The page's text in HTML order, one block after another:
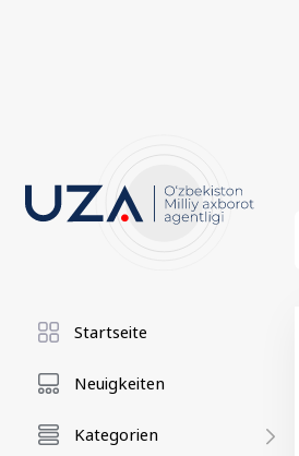
Startseite
Neuigkeiten
Kategorien